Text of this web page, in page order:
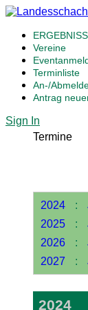
Vereine
Terminliste
An-/
Antrag
Sign In
Termine
2024 :
2025
:
2026
:
2027
:
2024